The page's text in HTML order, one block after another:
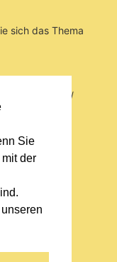
Sie
der
sich das Thema